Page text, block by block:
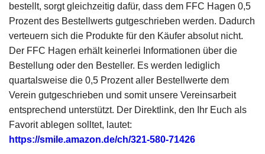
bestellt, sorgt gleichzeitig dafür, dass dem FFC Hagen 0,5
Prozent des Bestellwerts gutgeschrieben werden. Dadurch
verteuern sich die Produkte für den Käufer absolut nicht.
Der FFC Hagen erhält keinerlei Informationen über die
Bestellung oder den Besteller. Es werden lediglich
quartalsweise die 0,5 Prozent aller Bestellwerte dem
Verein gutgeschrieben und somit unsere Vereinsarbeit
entsprechend unterstützt. Der Direktlink, den Ihr Euch als
Favorit ablegen solltet, lautet:
https://smile.amazon.de/ch/321-580-71426